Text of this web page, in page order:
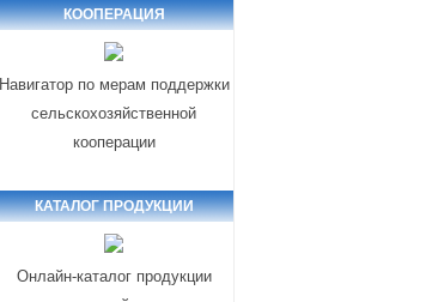
КООПЕРАЦИЯ
Навигатор по мерам поддержки
сельскохозяйственной
кооперации
КАТАЛОГ ПРОДУКЦИИ
Онлайн-каталог продукции